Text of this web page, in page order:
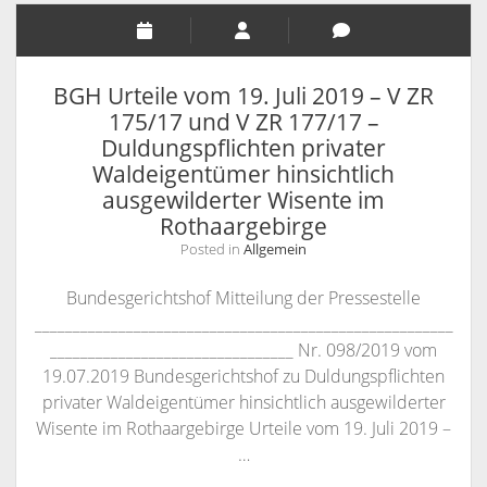
2019
I
ZR
29/18
–
Zur
markenrechtlichen
Haftung
für
auf
von
Drittanbietern
verlinkte
Google-
BGH Urteile vom 19. Juli 2019 – V ZR
175/17 und V ZR 177/17 –
Duldungspflichten privater
Waldeigentümer hinsichtlich
ausgewilderter Wisente im
Rothaargebirge
Posted in Allgemein
Bundesgerichtshof Mitteilung der Pressestelle
________________________________ Nr. 098/2019 vom
19.07.2019 Bundesgerichtshof zu Duldungspflichten
privater Waldeigentümer hinsichtlich ausgewilderter
Wisente im Rothaargebirge Urteile vom 19. Juli 2019 –
…